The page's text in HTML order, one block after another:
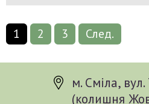
1 2 3 След.
м. Сміла,
(колишня